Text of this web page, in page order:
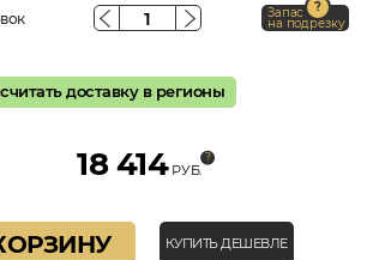
Запас
на подрезку
доставку в регионы
18 414 РУБ.
КУПИТЬ ДЕШЕВЛЕ